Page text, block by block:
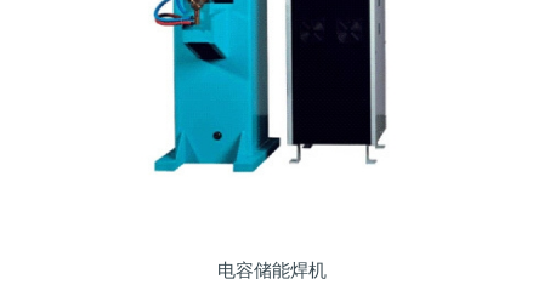
电容储能焊机